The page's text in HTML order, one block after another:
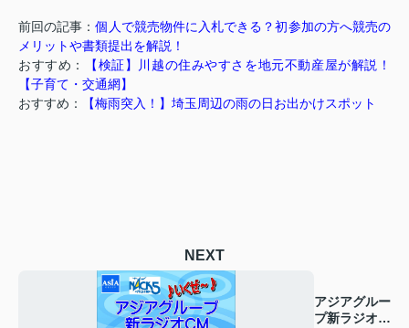
前回の記事：個人で競売物件に入札できる？初参加の方へ競売の
メリットや書類提出を解説！
おすすめ：
【検証】川越の住みやすさを地元不動産屋が解説！
【子育て・交通網】
おすすめ：
【梅雨突入！】埼玉周辺の雨の日お出かけスポット
NEXT
アジアグルー
プ新ラジオ